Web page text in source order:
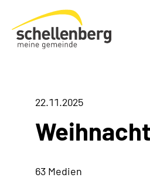
Gemeinde Schellenberg Startseite
22.11.2025
63 Medien